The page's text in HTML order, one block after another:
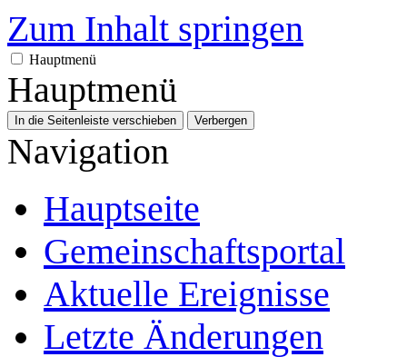
Zum Inhalt springen
Hauptmenü
Hauptmenü
In die Seitenleiste verschieben Verbergen
Navigation
Hauptseite
Gemeinschafts­portal
Aktuelle Ereignisse
Letzte Änderungen